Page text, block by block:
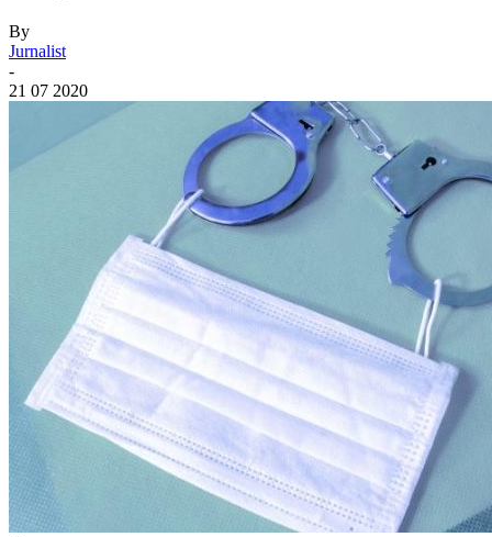
By
Jurnalist
-
21 07 2020